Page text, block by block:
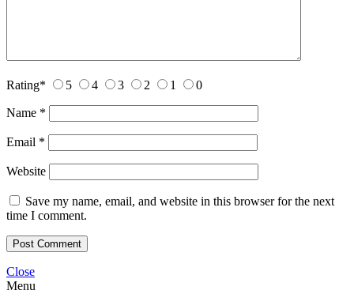
Rating* 5 4 3 2 1 0
Name *
Email *
Website
Save my name, email, and website in this browser for the next
time I comment.
Close
Menu